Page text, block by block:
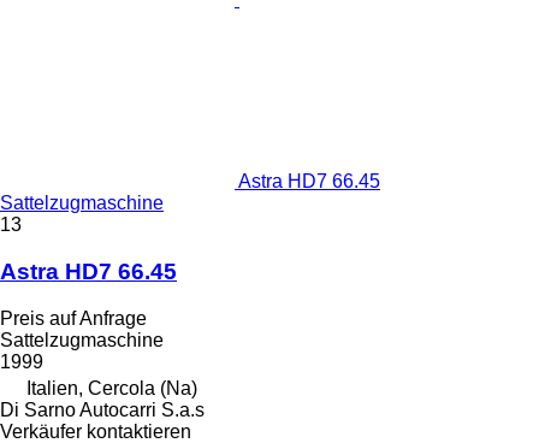
Astra HD7 66.45
Sattelzugmaschine
13
Astra HD7 66.45
Preis auf Anfrage
Sattelzugmaschine
1999
Italien, Cercola (Na)
Di Sarno Autocarri S.a.s
Verkäufer kontaktieren